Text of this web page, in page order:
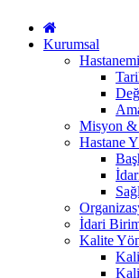
Kurumsal
Misyon
Hastane
İdari
Kalite